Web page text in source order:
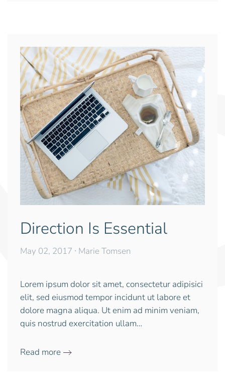
Direction Is Essential
May 02, 2017 ∙ Marie Tomsen
Lorem ipsum dolor sit amet, consectetur adipisici
elit, sed eiusmod tempor incidunt ut labore et
dolore magna aliqua. Ut enim ad minim veniam,
quis nostrud exercitation ullam…
Read more